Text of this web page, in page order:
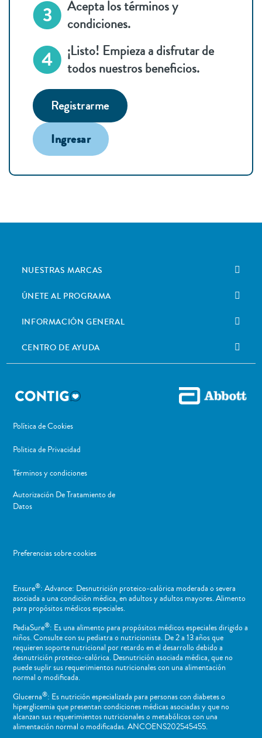
Acepta los términos y
condiciones.
¡Listo! Empieza a disfrutar de
todos nuestros beneficios.
Registrarme
Ingresar
NUESTRAS MARCAS
ÚNETE AL PROGRAMA
INFORMACIÓN GENERAL
CENTRO DE AYUDA
Política de Cookies
Politica de Privacidad
Términos y condiciones
Autorización De Tratamiento de
Datos
Preferencias sobre cookies
Ensure®: Advance: Desnutrición proteico-calórica moderada o severa
asociada a una condición médica, en adultos y adultos mayores. Alimento
para propósitos médicos especiales.
PediaSure®: Es una alimento para propósitos médicos especiales dirigido a
niños​. Consulte con su pediatra o nutricionista. De 2 a 13 años que
requieren soporte nutricional por retardo en el desarrollo debido a
desnutrición proteico-calórica. Desnutrición asociada médica, que no
puede suplir sus requerimientos nutricionales con una alimentación
normal o ​modificada.
Glucerna®: Es nutrición especializada para personas con diabetes o
hiperglicemia que presentan condiciones médicas asociadas y que no
alcanzan sus requerimientos nutricionales o metabólicos con una
alimentación normal o modificadas. ANCOENS202545455.